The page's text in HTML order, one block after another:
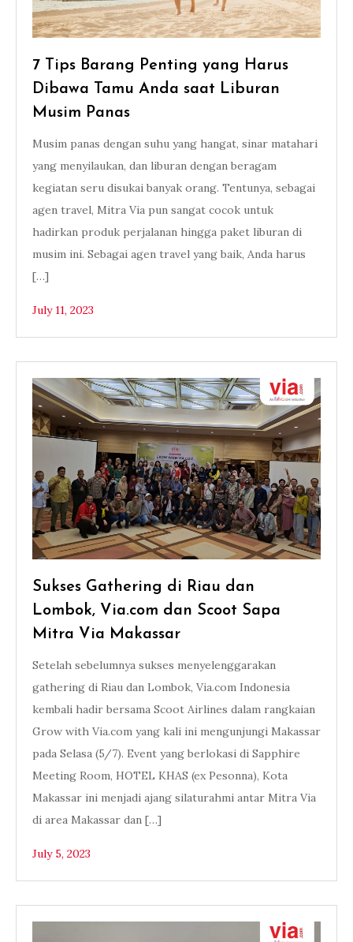
7 Tips Barang Penting yang Harus
Dibawa Tamu Anda saat Liburan
Musim Panas
Musim panas dengan suhu yang hangat, sinar matahari
yang menyilaukan, dan liburan dengan beragam
kegiatan seru disukai banyak orang. Tentunya, sebagai
agen travel, Mitra Via pun sangat cocok untuk
hadirkan produk perjalanan hingga paket liburan di
musim ini. Sebagai agen travel yang baik, Anda harus
[…]
July 11, 2023
Sukses Gathering di Riau dan
Lombok, Via.com dan Scoot Sapa
Mitra Via Makassar
Setelah sebelumnya sukses menyelenggarakan
gathering di Riau dan Lombok, Via.com Indonesia
kembali hadir bersama Scoot Airlines dalam rangkaian
Grow with Via.com yang kali ini mengunjungi Makassar
pada Selasa (5/7). Event yang berlokasi di Sapphire
Meeting Room, HOTEL KHAS (ex Pesonna), Kota
Makassar ini menjadi ajang silaturahmi antar Mitra Via
di area Makassar dan […]
July 5, 2023